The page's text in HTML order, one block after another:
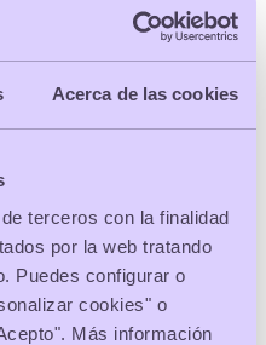
Acerca de las cookies
terceros con la finalidad
por la web tratando
Puedes configurar o
cookies" o
Más información